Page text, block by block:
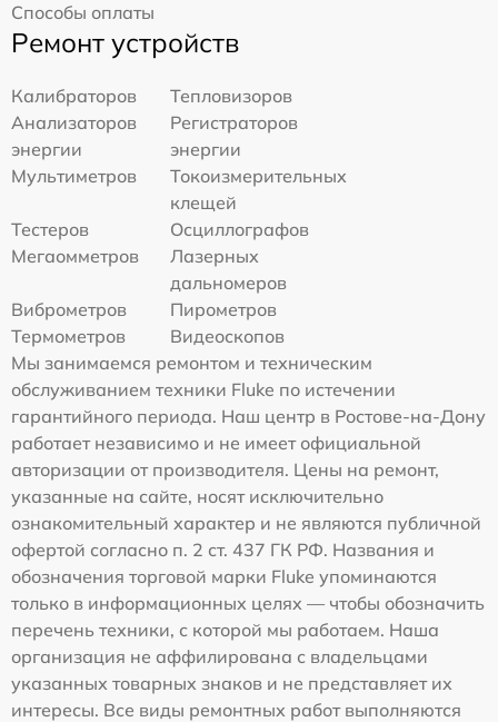
Способы оплаты
Ремонт устройств
Калибраторов
Тепловизоров
Анализаторов
энергии
Регистраторов
энергии
Мультиметров
Токоизмерительных
клещей
Тестеров
Осциллографов
Мегаомметров
Лазерных
дальномеров
Виброметров
Пирометров
Термометров
Видеоскопов
Мы занимаемся ремонтом и техническим
обслуживанием техники Fluke по истечении
гарантийного периода. Наш центр в Ростове-на-Дону
работает независимо и не имеет официальной
авторизации от производителя. Цены на ремонт,
указанные на сайте, носят исключительно
ознакомительный характер и не являются публичной
офертой согласно п. 2 ст. 437 ГК РФ. Названия и
обозначения торговой марки Fluke упоминаются
только в информационных целях — чтобы обозначить
перечень техники, с которой мы работаем. Наша
организация не аффилирована с владельцами
указанных товарных знаков и не представляет их
интересы. Все виды ремонтных работ выполняются